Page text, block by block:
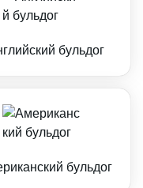
бульдог
бульдог